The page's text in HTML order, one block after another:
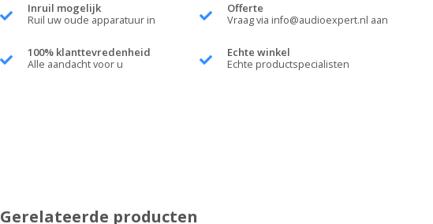
Inruil mogelijk
Ruil uw oude apparatuur in
Offerte
Vraag via info@audioexpert.nl aan
100% klanttevredenheid
Alle aandacht voor u
Echte winkel
Echte productspecialisten
Gerelateerde producten